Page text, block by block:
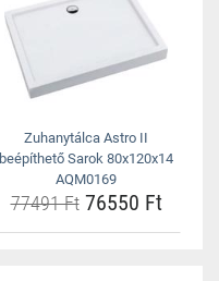
Zuhanytálca Astro II
beépíthető Sarok 80x120x14
AQM0169
77491 Ft76550 Ft